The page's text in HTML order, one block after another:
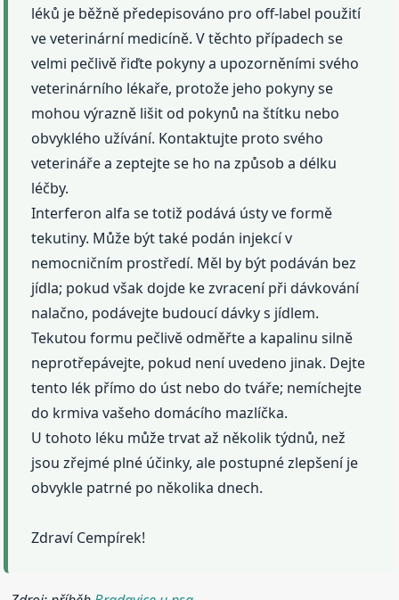
léků je běžně předepisováno pro off-label použití
ve veterinární medicíně. V těchto případech se
velmi pečlivě řiďte pokyny a upozorněními svého
veterinárního lékaře, protože jeho pokyny se
mohou výrazně lišit od pokynů na štítku nebo
obvyklého užívání. Kontaktujte proto svého
veterináře a zeptejte se ho na způsob a délku
léčby.
Interferon alfa se totiž podává ústy ve formě
tekutiny. Může být také podán injekcí v
nemocničním prostředí. Měl by být podáván bez
jídla; pokud však dojde ke zvracení při dávkování
nalačno, podávejte budoucí dávky s jídlem.
Tekutou formu pečlivě odměřte a kapalinu silně
neprotřepávejte, pokud není uvedeno jinak. Dejte
tento lék přímo do úst nebo do tváře; nemíchejte
do krmiva vašeho domácího mazlíčka.
U tohoto léku může trvat až několik týdnů, než
jsou zřejmé plné účinky, ale postupné zlepšení je
obvykle patrné po několika dnech.
Zdraví Cempírek!